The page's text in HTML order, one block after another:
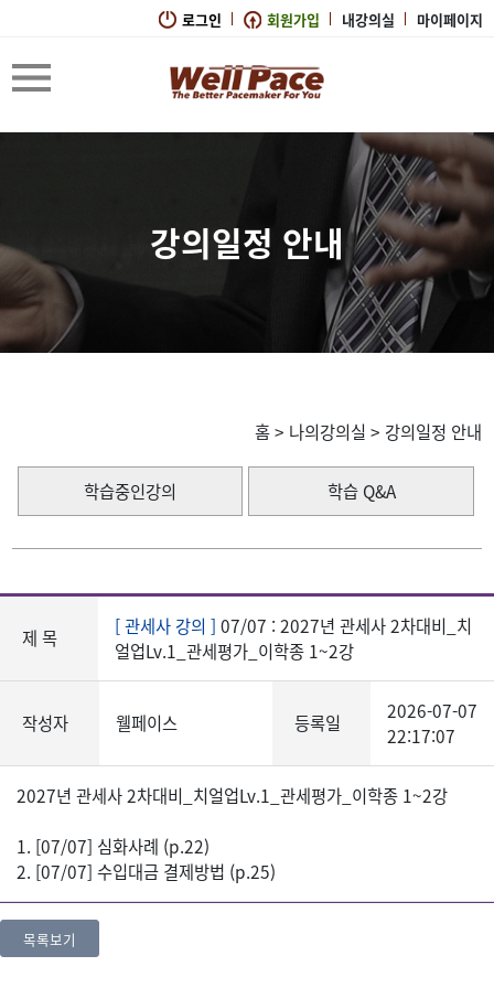
로그인 회원가입 내강의실 마이페이지
강의일정 안내
홈> 나의강의실 > 강의일정 안내
학습중인강의 학습 Q&A
제 목 [ 관세사 강의 ] 07/07 : 2027년 관세사 2차대비_치
얼업Lv.1_관세평가_이학종 1~2강
작성자 웰페이스 등록일
2026-07-07
22:17:07
2027년 관세사 2차대비_치얼업Lv.1_관세평가_이학종 1~2강
1. [07/07] 심화사례 (p.22)
2. [07/07] 수입대금 결제방법 (p.25)
목록보기